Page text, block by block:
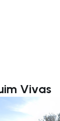
Vivas